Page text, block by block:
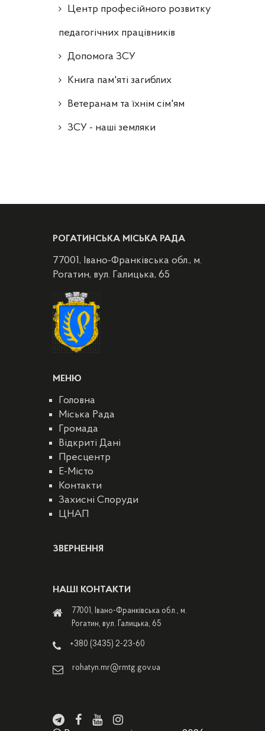
Центр професійного розвитку
педагогічних працівників
Допомога ЗСУ
Книга пам'яті загиблих
Ветеранам та їхнім сім'ям
ЗСУ - наші земляки
РОГАТИНСЬКА МІСЬКА РАДА
77001, Івано-Франківська обл., м.
Рогатин, вул. Галицька, 65
МЕНЮ
Головна
Міська Рада
Громада
Відкриті Дані
Пресцентр
E-Місто
Контакти
Захисні Споруди
ЦНАП
ЗВЕРНЕННЯ
НАШІ КОНТАКТИ
77001, Івано-Франківська обл., м.
Рогатин, вул. Галицька, 65
+380 (3435) 2-23-60
rohatyn.mr@rmtg.gov.ua